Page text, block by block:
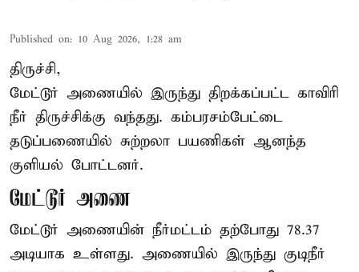
Published on: 10 Aug 2026, 1:28 am
திருச்சி,
மேட்டூர் அணையில் இருந்து திறக்கப்பட்ட காவிரி
நீர் திருச்சிக்கு வந்தது. கம்பரசம்பேட்டை
தடுப்பணையில் சுற்றலா பயணிகள் ஆனந்த
குளியல் போட்டனர்.
மேட்டூர் அணை
மேட்டூர் அணையின் நீர்மட்டம் தற்போது 78.37
அடியாக உள்ளது. அணையில் இருந்து குடிநீர்